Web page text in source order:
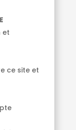
et
ce site et